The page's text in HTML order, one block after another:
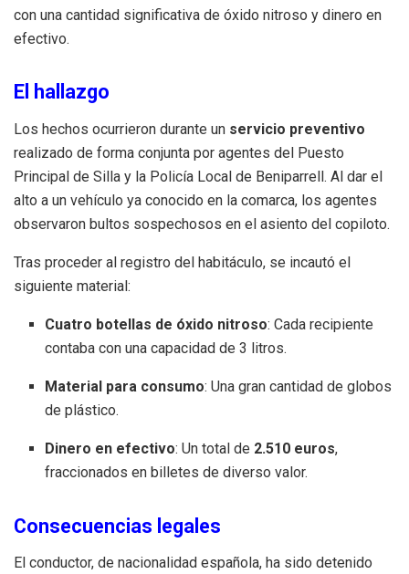
con una cantidad significativa de óxido nitroso y dinero en
efectivo.
El hallazgo
Los hechos ocurrieron durante un servicio preventivo
realizado de forma conjunta por agentes del Puesto
Principal de Silla y la Policía Local de Beniparrell . Al dar el
alto a un vehículo ya conocido en la comarca, los agentes
observaron bultos sospechosos en el asiento del copiloto.
Tras proceder al registro del habitáculo, se incautó el
siguiente material :
Cuatro botellas de óxido nitroso: Cada recipiente
contaba con una capacidad de 3 litros.
Material para consumo: Una gran cantidad de globos
de plástico.
Dinero en efectivo: Un total de 2.510 euros,
fraccionados en billetes de diverso valor.
Consecuencias legales
El conductor, de nacionalidad española, ha sido detenido